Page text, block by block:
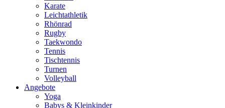
Karate
Leichtathletik
Rhönrad
Rugby
Taekwondo
Tennis
Tischtennis
Turnen
Volleyball
Angebote
Yoga
Babys & Kleinkinder